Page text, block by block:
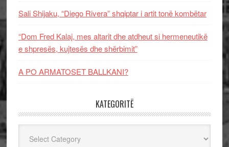
Sali Shijaku, “Diego Rivera” shqiptar i artit tonë kombëtar
“Dom Fred Kalaj, mes altarit dhe atdheut si hermeneutikë
e shpresës, kujtesës dhe shërbimit”
A PO ARMATOSET BALLKANI?
KATEGORITË